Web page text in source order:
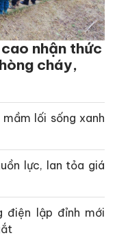
nhận thức
cháy,
lối sống xanh
lực, lan tỏa giá
điện lập đỉnh mới